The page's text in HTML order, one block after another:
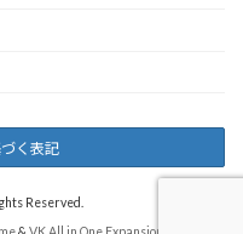
く表記
Reserved.